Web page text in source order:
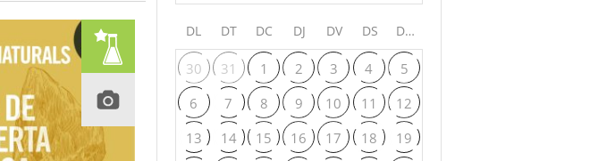
DL DT DC DJ DV DS DG
30 31 1 2 3 4
5
6
7 8 9 10 11
12
13
14 15 16 17 18
19